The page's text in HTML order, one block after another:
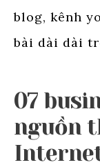
blog, kênh
bài dài dài
07
nguồn